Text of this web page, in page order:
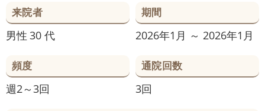
来院者
男性 30 代
期間
2026年1月 ～ 2026年1月
頻度
週2～3回
通院回数
3回